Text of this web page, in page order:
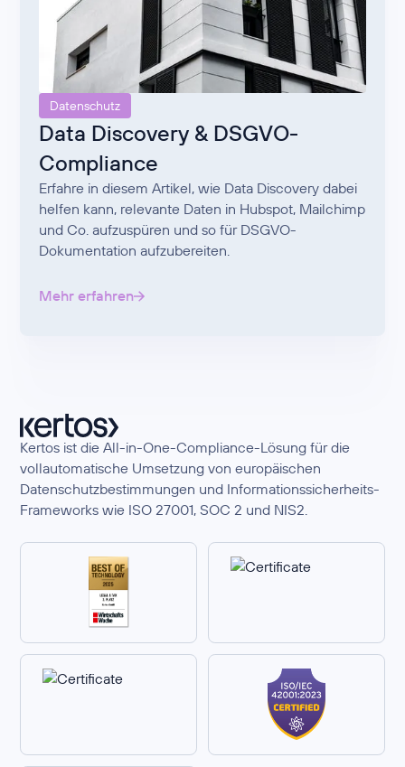
Datenschutz
Data Discovery & DSGVO-
Compliance
Erfahre in diesem Artikel, wie Data Discovery dabei
helfen kann, relevante Daten in Hubspot, Mailchimp
und Co. aufzuspüren und so für DSGVO-
Dokumentation aufzubereiten.
Mehr erfahren
Kertos ist die All-in-One-Compliance-Lösung für die
vollautomatische Umsetzung von europäischen
Datenschutzbestimmungen und Informationssicherheits-
Frameworks wie ISO 27001, SOC 2 und NIS2.